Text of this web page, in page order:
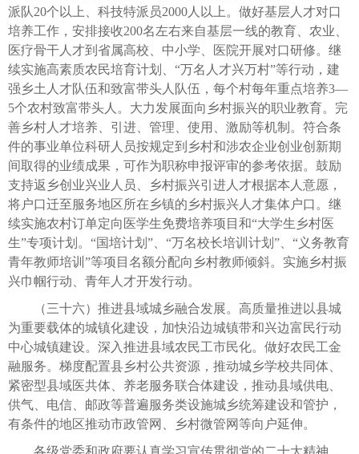
派队20个以上、科技特派员2000人以上。做好基层人才对口
培养工作，安排接收200名左右来自基层一线的教育、农业、
医疗骨干人才到省属高校、中小学、医院开展对口研修。继
续实施高素质农民培育计划、“万名人才兴万村”等行动，建
强乡土人才队伍和致富带头人队伍，每个村每年重点培养3—
5个农村致富带头人。大力发展面向乡村振兴的职业教育。完
善乡村人才培养、引进、管理、使用、激励等机制。符合条
件的事业单位科研人员按规定到乡村和涉农企业创业创新期
间取得的业绩成果，可作为职称申报评审的参考依据。鼓励
支持返乡创业兴业人员、乡村振兴引进人才根据本人意愿，
将户口迁至服务地区所在乡镇的乡村振兴人才集体户口。继
续实施农村订单定向医学生免费培养项目和“大学生乡村医
生”专项计划。“国培计划”、“万名校长培训计划”、“义务教育
青年教师培训”等项目名额分配向乡村教师倾斜。实施乡村振
兴巾帼行动、青年人才开发行动。
（三十六）推进县域城乡融合发展。高质量推进以县城
为重要载体的城镇化建设，加快沿边城镇带和兴边富民行动
中心城镇建设。深入推进县域农民工市民化。做好农民工金
融服务。梯度配置县乡村公共资源，推动城乡学校共同体、
紧密型县域医共体、养老服务联合体建设，推动县域供电、
供气、电信、邮政等普遍服务类设施城乡统筹建设和管护，
有条件的地区推动市政管网、乡村微管网等向户延伸。
各级党委和政府要认真学习宣传贯彻党的二十大精神，